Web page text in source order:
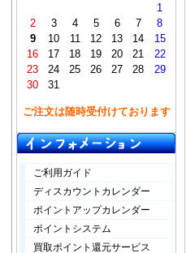
1
2
3 4 5 6 7
8
9
10 11 12 13 14
15
16
17 18 19 20 21
22
23
24 25 26 27 28
29
30
31
ご注文は随時受付けております
ご利用ガイド
ディスカウントカレンダー
ポイントアップカレンダー
ポイントシステム
買取ポイント還元サービス